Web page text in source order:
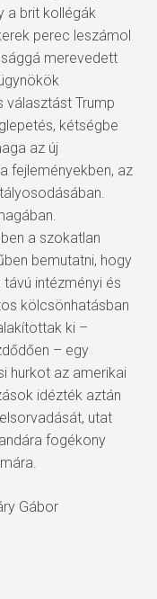
a brit kollégák
perec leszámol
merevedett
Trump
kétségbe
az új
fejleményekben, az
a szokatlan
bemutatni, hogy
intézményi és
kölcsönhatásban
ki –
– egy
hurkot az amerikai
idézték aztán
utat
fogékony
Gábor